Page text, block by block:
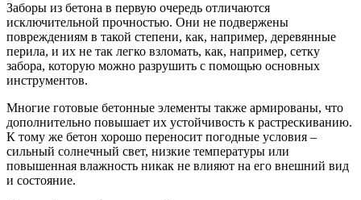
Заборы из бетона в первую очередь отличаются
исключительной прочностью. Они не подвержены
повреждениям в такой степени, как, например, деревянные
перила, и их не так легко взломать, как, например, сетку
забора, которую можно разрушить с помощью основных
инструментов.
Многие готовые бетонные элементы также армированы, что
дополнительно повышает их устойчивость к растрескиванию.
К тому же бетон хорошо переносит погодные условия –
сильный солнечный свет, низкие температуры или
повышенная влажность никак не влияют на его внешний вид
и состояние.